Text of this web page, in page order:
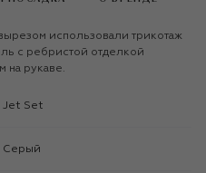
использовали трикотаж
с ребристой отделкой
на рукаве.
Jet Set
Серый